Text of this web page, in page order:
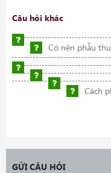
Câu hỏi khác
Có nên phẫu
Cách
GỬI CÂU HỎI